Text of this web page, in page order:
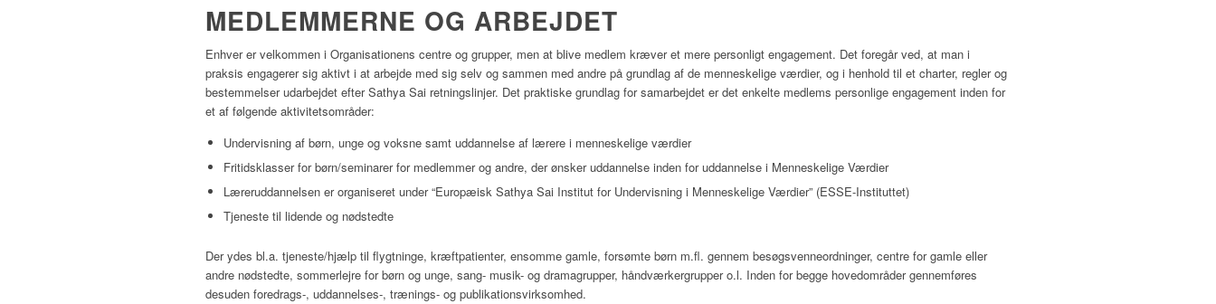
MEDLEMMERNE OG ARBEJDET
Enhver er velkommen i Organisationens centre og grupper, men at blive medlem kræver et mere personligt engagement. Det foregår ved, at man i
praksis engagerer sig aktivt i at arbejde med sig selv og sammen med andre på grundlag af de menneskelige værdier, og i henhold til et charter, regler og
bestemmelser udarbejdet efter Sathya Sai retningslinjer. Det praktiske grundlag for samarbejdet er det enkelte medlems personlige engagement inden for
et af følgende aktivitetsområder:
Undervisning af børn, unge og voksne samt uddannelse af lærere i menneskelige værdier
Fritidsklasser for børn/seminarer for medlemmer og andre, der ønsker uddannelse inden for uddannelse i Menneskelige Værdier
Læreruddannelsen er organiseret under “Europæisk Sathya Sai Institut for Undervisning i Menneskelige Værdier” (ESSE-Instituttet)
Tjeneste til lidende og nødstedte
Der ydes bl.a. tjeneste/hjælp til flygtninge, kræftpatienter, ensomme gamle, forsømte børn m.fl. gennem besøgsvenneordninger, centre for gamle eller
andre nødstedte, sommerlejre for børn og unge, sang- musik- og dramagrupper, håndværkergrupper o.l. Inden for begge hovedområder gennemføres
desuden foredrags-, uddannelses-, trænings- og publikationsvirksomhed.